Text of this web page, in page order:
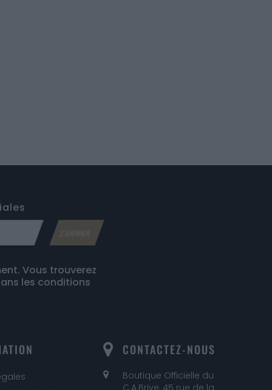
Vous trouverez
les conditions
CONTACTEZ-NOUS
Boutique Officielle du
C.A.Brive, 45 rue de la